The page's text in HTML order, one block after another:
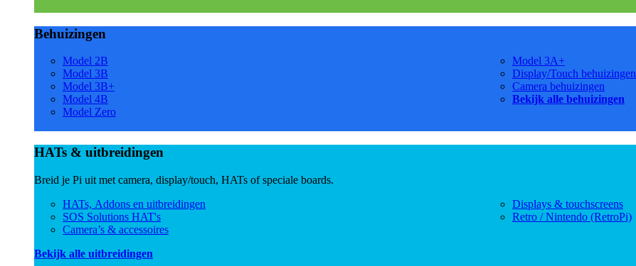
Behuizingen
Model 2B
Model 3B
Model 3B+
Model 4B
Model Zero
Model 3A+
Display/Touch behuizingen
Camera behuizingen
Bekijk alle behuizingen
HATs & uitbreidingen
Breid je Pi uit met camera, display/touch, HATs of speciale boards.
HATs, Addons en uitbreidingen
SOS Solutions HAT's
Camera’s & accessoires
Displays & touchscreens
Retro / Nintendo (RetroPi)
Bekijk alle uitbreidingen